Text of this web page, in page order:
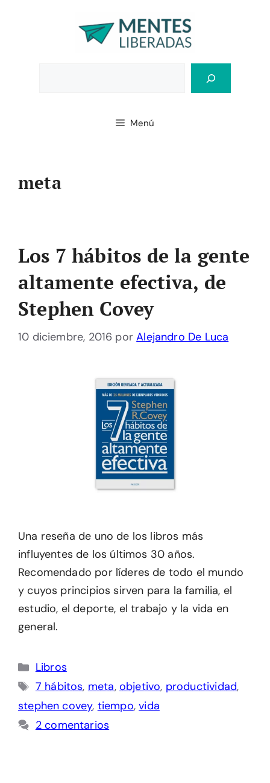
Menú
meta
Los 7 hábitos de la gente
altamente efectiva, de
Stephen Covey
10 diciembre, 2016 porAlejandro De Luca
Una reseña de uno de los libros más
influyentes de los últimos 30 años.
Recomendado por líderes de todo el mundo
y cuyos principios sirven para la familia, el
estudio, el deporte, el trabajo y la vida en
general.
Categorías
Libros
Etiquetas
7 hábitos, meta, objetivo, productividad,
stephen covey, tiempo,vida
2 comentarios